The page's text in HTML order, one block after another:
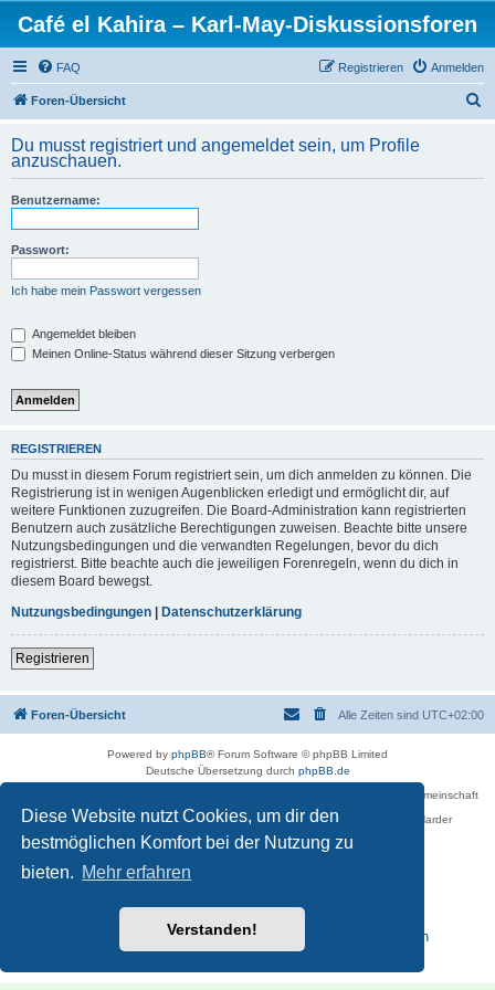
Diese Website nutzt Cookies, um dir den
bestmöglichen Komfort bei der Nutzung zu
bieten. Mehr erfahren
Verstanden!
Café el Kahira – Karl-May-Diskussionsforen
FAQ Anmelden
Registrieren
Foren-Übersicht
h
Du musst registriert und angemeldet sein, um Profile
anzuschauen.
Benutzername:
Passwort:
Ich habe mein Passwort vergessen
Angemeldet bleiben
Meinen Online-Status während dieser Sitzung verbergen
REGISTRIEREN
Du musst in diesem Forum registriert sein, um dich anmelden zu können. Die
Registrierung ist in wenigen Augenblicken erledigt und ermöglicht dir, auf
weitere Funktionen zuzugreifen. Die Board-Administration kann registrierten
Benutzern auch zusätzliche Berechtigungen zuweisen. Beachte bitte unsere
Nutzungsbedingungen und die verwandten Regelungen, bevor du dich
registrierst. Bitte beachte auch die jeweiligen Forenregeln, wenn du dich in
diesem Board bewegst.
Nutzungsbedingungen | Datenschutzerklärung
Registrieren
Foren-Übersicht Alle Zeiten sind UTC+02:00
Powered by phpBB® Forum Software © phpBB Limited
Deutsche Übersetzung durch phpBB.de
Betreiber des Forums für die Karl-May-Vereinigung – Arbeits- und Forschungsgemeinschaft
›Karl May‹ in Sachsen,
in Zusammenarbeit mit der Karl-May-Stiftung Radebeul bei Dresden: Ralf Harder
Reisen zu Karl May – Leben · Werk · Erinnerungsstätten